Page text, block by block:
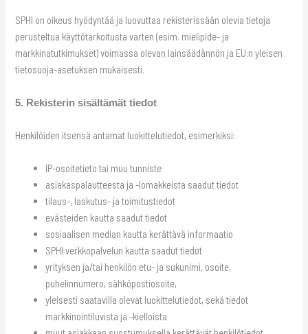
SPHI on oikeus hyödyntää ja luovuttaa rekisterissään olevia tietoja
perusteltua käyttötarkoitusta varten (esim. mielipide- ja
markkinatutkimukset) voimassa olevan lainsäädännön ja EU:n yleisen
tietosuoja-asetuksen mukaisesti.
5. Rekisterin sisältämät tiedot
Henkilöiden itsensä antamat luokittelutiedot, esimerkiksi:
IP-osoitetieto tai muu tunniste
asiakaspalautteesta ja -lomakkeista saadut tiedot
tilaus-, laskutus- ja toimitustiedot
evästeiden kautta saadut tiedot
sosiaalisen median kautta kerättävä informaatio
SPHI verkkopalvelun kautta saadut tiedot
yrityksen ja/tai henkilön etu- ja sukunimi, osoite,
puhelinnumero, sähköpostiosoite,
yleisesti saatavilla olevat luokittelutiedot, sekä tiedot
markkinointiluvista ja -kielloista